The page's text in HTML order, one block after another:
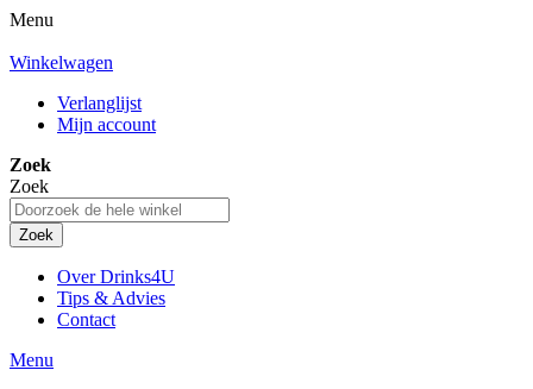
Menu
Winkelwagen
Verlanglijst
Mijn account
Zoek
Zoek
Zoek
Over Drinks4U
Tips & Advies
Contact
Menu